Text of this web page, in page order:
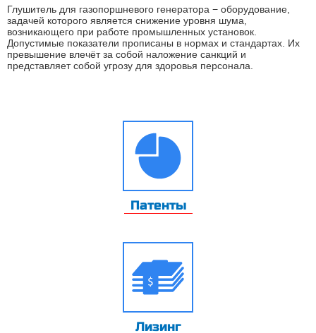
Глушитель для газопоршневого генератора − оборудование,
задачей которого является снижение уровня шума,
возникающего при работе промышленных установок.
Допустимые показатели прописаны в нормах и стандартах. Их
превышение влечёт за собой наложение санкций и
представляет собой угрозу для здоровья персонала.
Патенты
Лизинг